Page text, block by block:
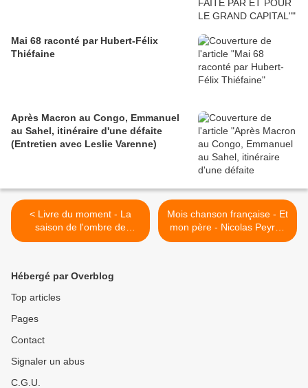
Mai 68 raconté par Hubert-Félix
Thiéfaine
Après Macron au Congo, Emmanuel
au Sahel, itinéraire d'une défaite
(Entretien avec Leslie Varenne)
< Livre du moment - La
saison de l'ombre de
Léonora Miano - Prix
Mois chanson française - Et
mon père - Nicolas Peyrac
>
Hébergé par Overblog
Top articles
Pages
Contact
Signaler un abus
C.G.U.